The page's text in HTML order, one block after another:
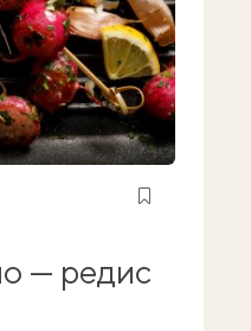
— редис